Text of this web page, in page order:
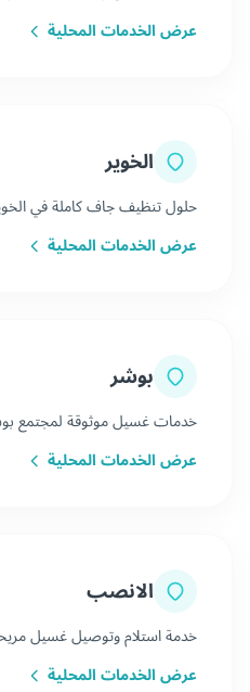
عرض الخدمات المحلية
الخوير
حلول تنظيف جاف كاملة في
عرض الخدمات المحلية
بوشر
خدمات غسيل موثوقة لمجتمع
عرض الخدمات المحلية
الانصب
خدمة استلام وتوصيل غسيل
عرض الخدمات المحلية